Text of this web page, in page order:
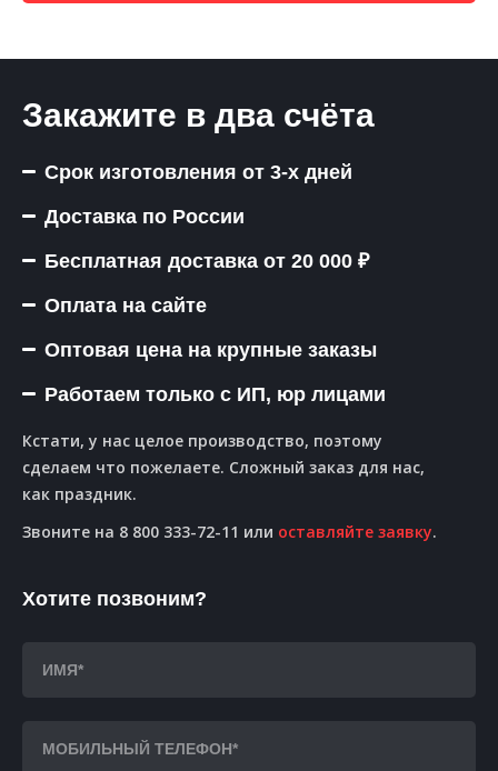
Закажите в два счёта
Срок изготовления от 3-х дней
Доставка по России
Бесплатная доставка от 20 000 ₽
Оплата на сайте
Оптовая цена на крупные заказы
Работаем только с ИП, юр лицами
Кстати, у нас целое производство, поэтому
сделаем что пожелаете. Сложный заказ для нас,
как праздник.
Звоните на 8 800 333-72-11 или оставляйте заявку.
Хотите позвоним?